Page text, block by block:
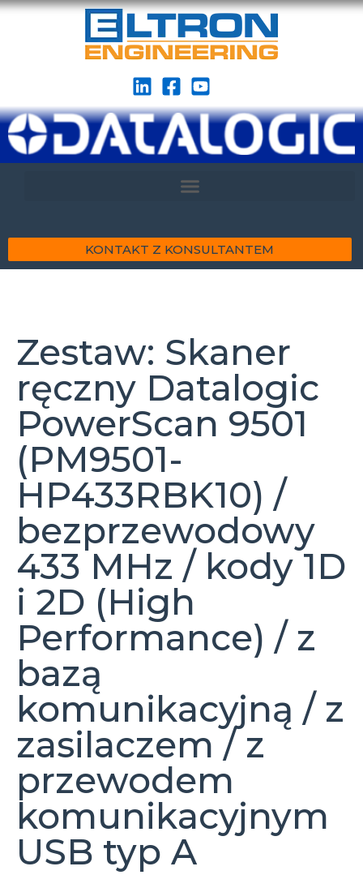
KONTAKT Z KONSULTANTEM
Zestaw: Skaner
ręczny Datalogic
PowerScan 9501
(PM9501-
HP433RBK10) /
bezprzewodowy
433 MHz / kody 1D
i 2D (High
Performance) / z
bazą
komunikacyjną / z
zasilaczem / z
przewodem
komunikacyjnym
USB typ A